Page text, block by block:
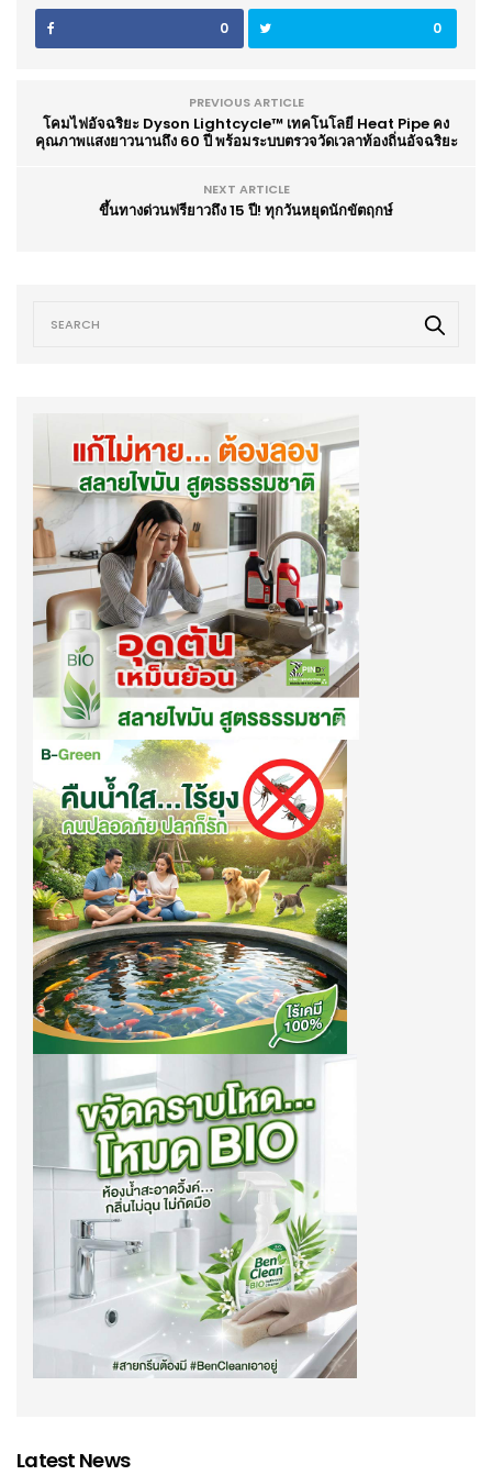
0 0
PREVIOUS ARTICLE
โคมไฟอัจฉริยะ Dyson Lightcycle™ เทคโนโลยี Heat Pipe คง
คุณภาพแสงยาวนานถึง 60 ปี พร้อมระบบตรวจวัดเวลาท้องถิ่นอัจฉริยะ
NEXT ARTICLE
ขึ้นทางด่วนฟรียาวถึง 15 ปี! ทุกวันหยุดนักขัตฤกษ์
Latest News